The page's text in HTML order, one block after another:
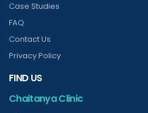
Case Studies
FAQ
Contact Us
Privacy Policy
FIND US
Chaitanya Clinic